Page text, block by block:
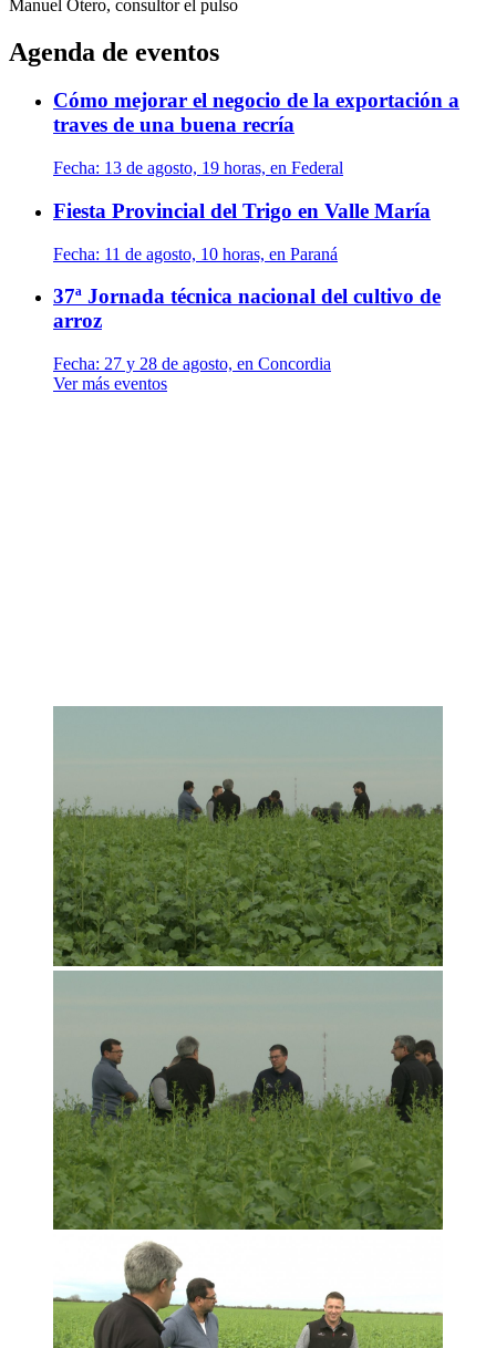
Manuel Otero, consultor el pulso
Agenda de eventos
Cómo mejorar el negocio de la exportación a
traves de una buena recría
Fecha: 13 de agosto, 19 horas, en Federal
Fiesta Provincial del Trigo en Valle María
Fecha: 11 de agosto, 10 horas, en Paraná
37ª Jornada técnica nacional del cultivo de
arroz
Fecha: 27 y 28 de agosto, en Concordia
Ver más eventos